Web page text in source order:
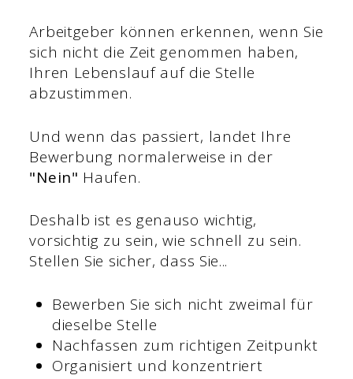
Arbeitgeber können erkennen, wenn Sie
sich nicht die Zeit genommen haben,
Ihren Lebenslauf auf die Stelle
abzustimmen.
Und wenn das passiert, landet Ihre
Bewerbung normalerweise in der
"Nein" Haufen.
Deshalb ist es genauso wichtig,
vorsichtig zu sein, wie schnell zu sein.
Stellen Sie sicher, dass Sie...
Bewerben Sie sich nicht zweimal für
dieselbe Stelle
Nachfassen zum richtigen Zeitpunkt
Organisiert und konzentriert